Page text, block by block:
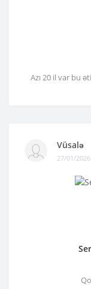
Azı 20 il var bu
Vüsalə
27/01/2026